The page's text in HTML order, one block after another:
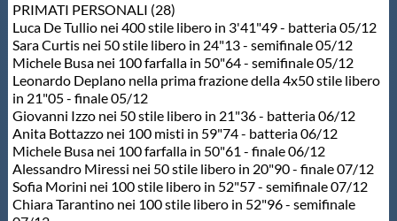
PRIMATI PERSONALI (28)
Luca De Tullio nei 400 stile libero in 3'41"49 - batteria 05/12
Sara Curtis nei 50 stile libero in 24"13 - semifinale 05/12
Michele Busa nei 100 farfalla in 50"64 - semifinale 05/12
Leonardo Deplano nella prima frazione della 4x50 stile libero
in 21"05 - finale 05/12
Giovanni Izzo nei 50 stile libero in 21"36 - batteria 06/12
Anita Bottazzo nei 100 misti in 59"74 - batteria 06/12
Michele Busa nei 100 farfalla in 50"61 - finale 06/12
Alessandro Miressi nei 50 stile libero in 20"90 - finale 07/12
Sofia Morini nei 100 stile libero in 52"57 - semifinale 07/12
Chiara Tarantino nei 100 stile libero in 52"96 - semifinale